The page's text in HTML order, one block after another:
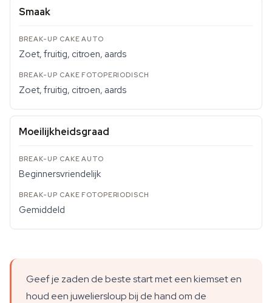
Smaak
Zoet, fruitig, citroen, aards
Zoet, fruitig, citroen, aards
Moeilijkheidsgraad
Beginnersvriendelijk
Gemiddeld
Geef je zaden de beste start met een kiemset en
houd een juweliersloup bij de hand om de